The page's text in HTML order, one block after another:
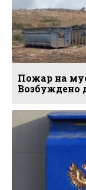
Пожар на
Возбуждено